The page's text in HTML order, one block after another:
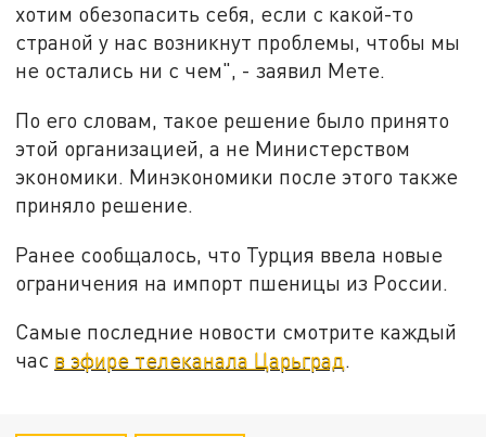
хотим обезопасить себя, если с какой-то
страной у нас возникнут проблемы, чтобы мы
не остались ни с чем", - заявил Мете.
По его словам, такое решение было принято
этой организацией, а не Министерством
экономики. Минэкономики после этого также
приняло решение.
Ранее сообщалось, что Турция ввела новые
ограничения на импорт пшеницы из России.
Самые последние новости смотрите каждый
час в эфире телеканала Царьград.